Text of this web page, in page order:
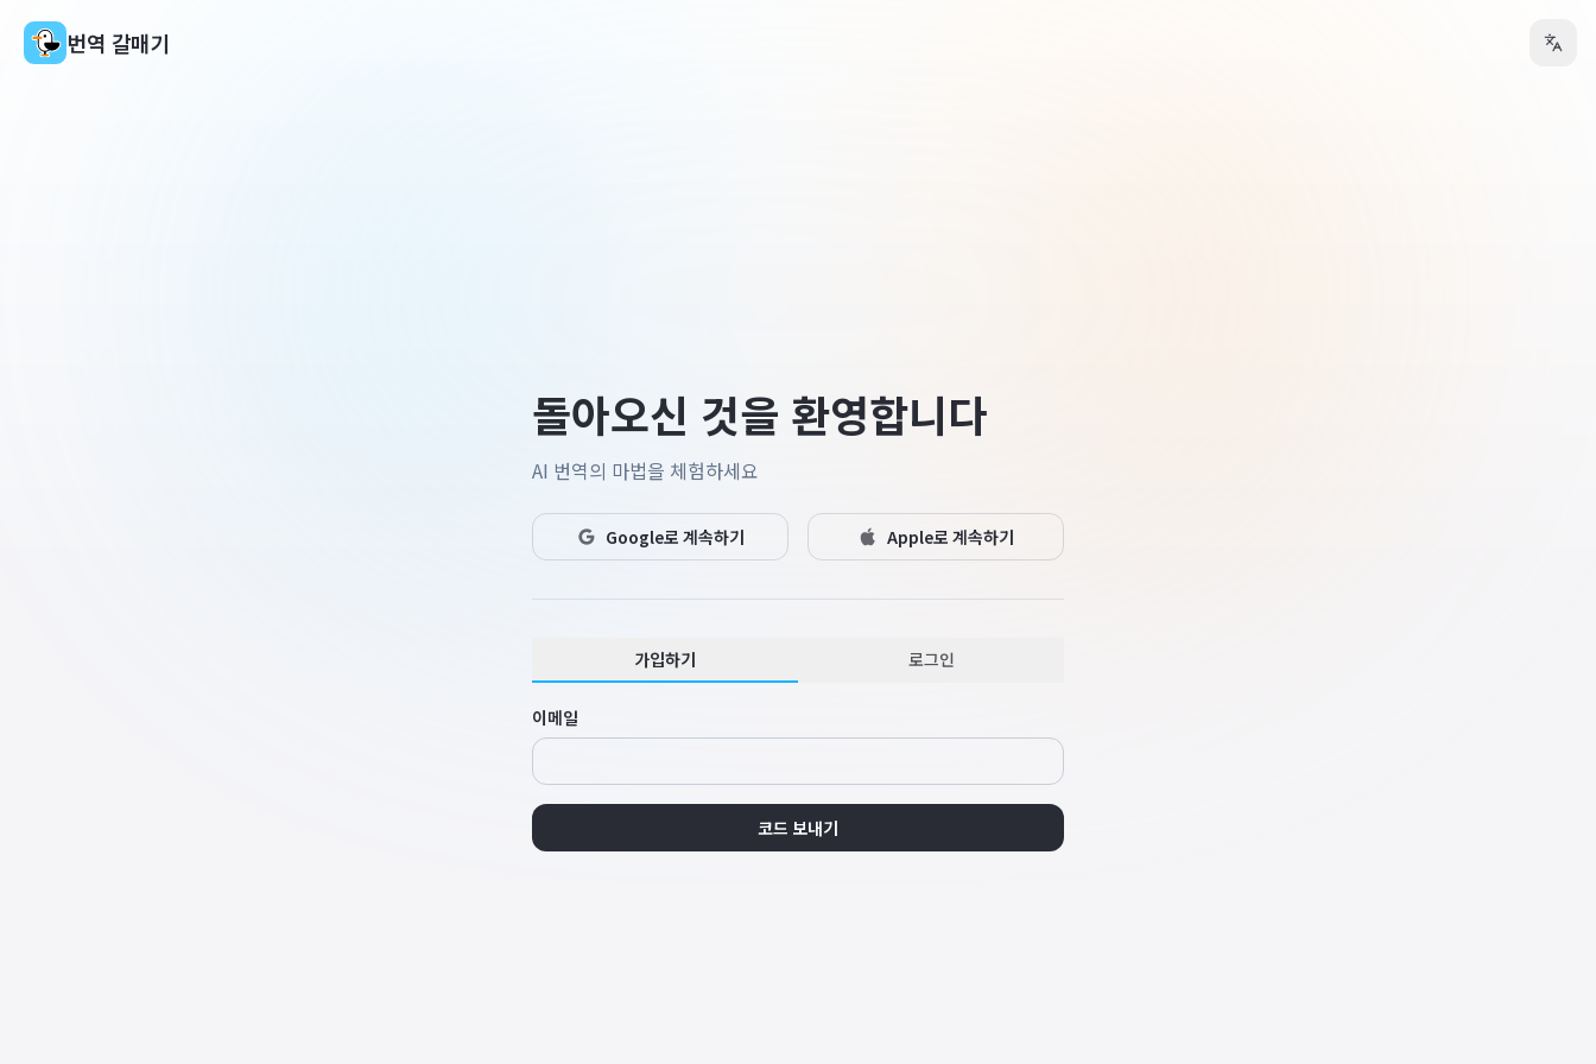
번역 갈매기
돌아오신 것을 환영합니다
AI 번역의 마법을 체험하세요
Google로 계속하기 Apple로 계속하기
가입하기 로그인
이메일
코드 보내기